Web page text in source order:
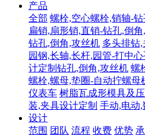
产品
全部 螺栓,空心螺栓,销轴-
扁销,扇形销,直销-钻孔,倒
钻孔,倒角,攻丝机 多头排钻
园钢,长轴,长杆,园管-打中
计定制钻孔,倒角,攻丝机 螺
螺栓,螺母,垫圈-自动拧螺母
仪表车 树脂瓦成形模具及
装,夹具设计定制 手动,电动
设计
范围 团队 流程 收费 优势